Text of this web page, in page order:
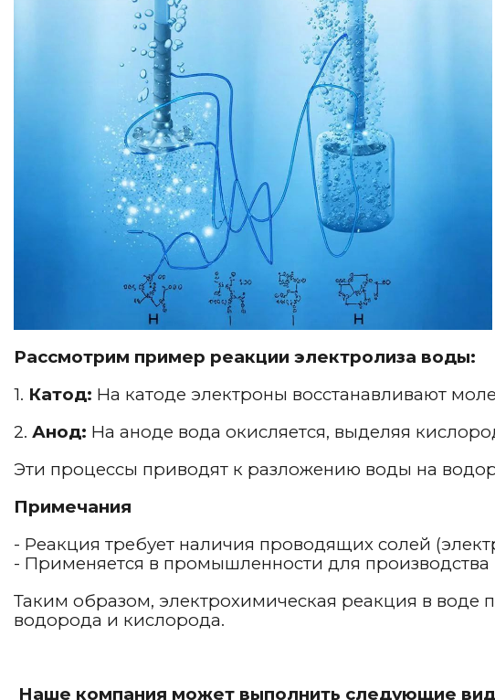
Рассмотрим пример реакции электролиза воды:
1. Катод: На катоде электроны восстанавливают
2. Анод: На аноде вода окисляется, выделяя
Эти процессы приводят к разложению воды на
Примечания
- Реакция требует наличия проводящих солей
- Применяется в промышленности для
Таким образом, электрохимическая реакция в
водорода и кислорода.
Наше компания может выполнить следующие